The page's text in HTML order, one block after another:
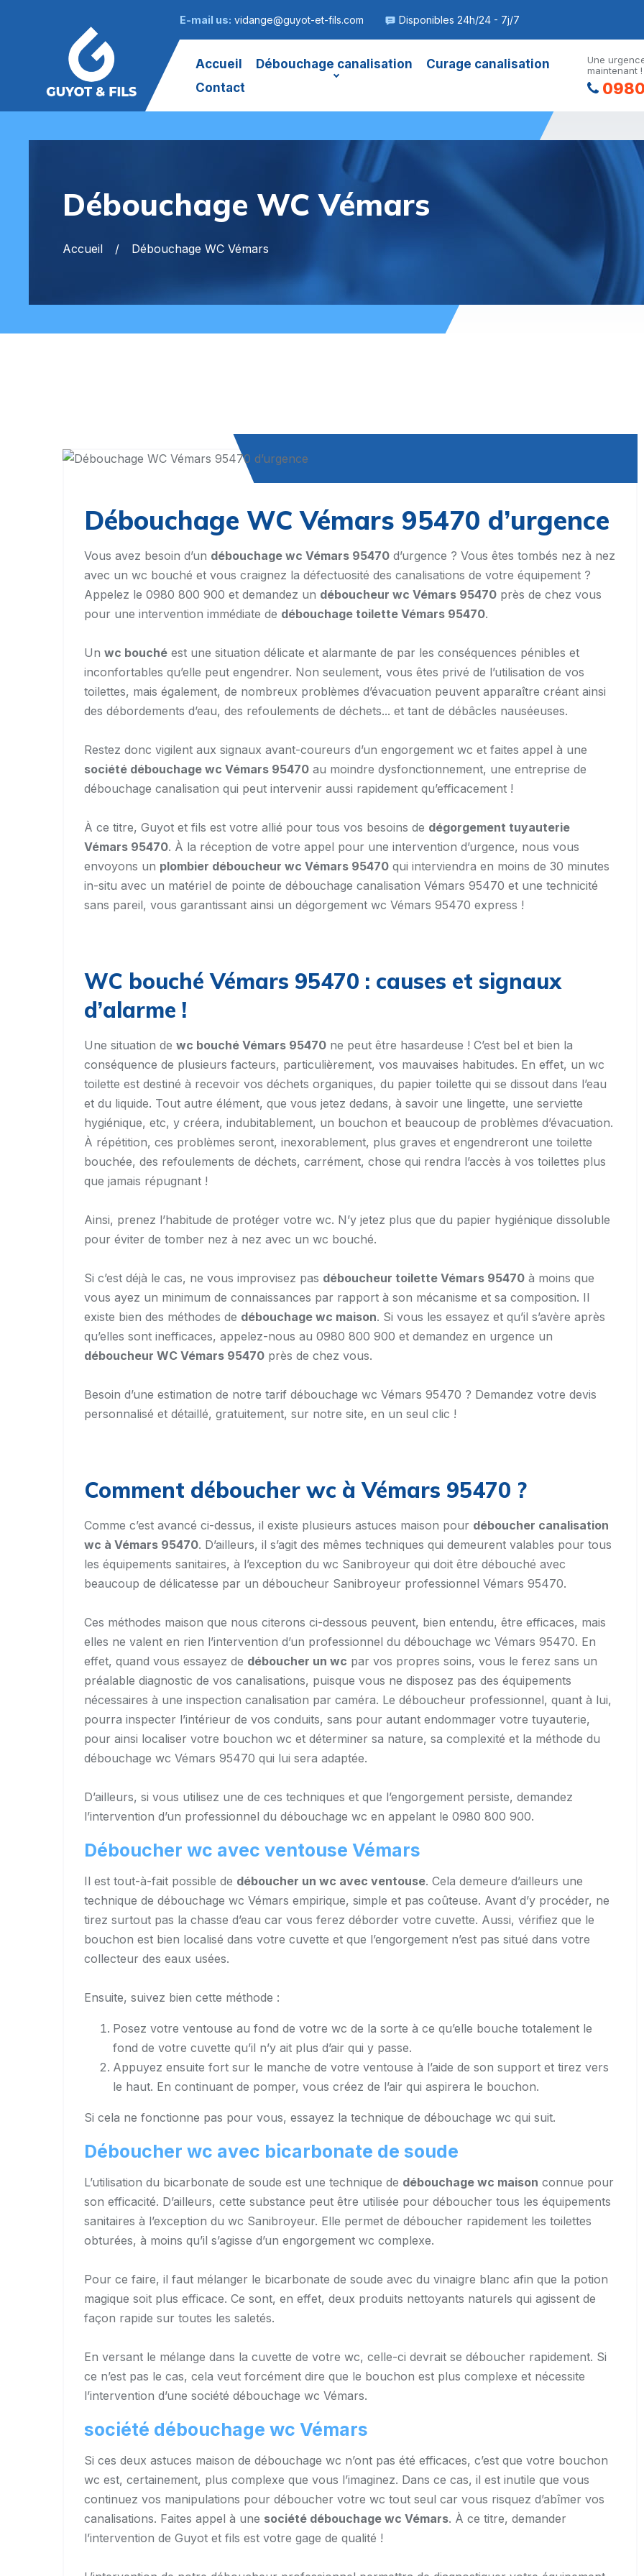
E-mail us: vidange@guyot-et-fils.com Disponibles 24h/24 - 7j/7
Accueil Débouchage canalisation
Curage canalisation
Contact
Une
maintenant !
Débouchage WC Vémars
Accueil Débouchage WC Vémars
Débouchage WC Vémars 95470 d’urgence
Vous avez besoin d’un débouchage wc Vémars 95470 d’urgence ? Vous êtes tombés nez à nez
avec un wc bouché et vous craignez la défectuosité des canalisations de votre équipement ?
Appelez le 0980 800 900 et demandez un déboucheur wc Vémars 95470 près de chez vous
pour une intervention immédiate de débouchage toilette Vémars 95470.
Un wc bouché est une situation délicate et alarmante de par les conséquences pénibles et
inconfortables qu’elle peut engendrer. Non seulement, vous êtes privé de l’utilisation de vos
toilettes, mais également, de nombreux problèmes d’évacuation peuvent apparaître créant ainsi
des débordements d’eau, des refoulements de déchets... et tant de débâcles nauséeuses.
Restez donc vigilent aux signaux avant-coureurs d’un engorgement wc et faites appel à une
société débouchage wc Vémars 95470 au moindre dysfonctionnement, une entreprise de
débouchage canalisation qui peut intervenir aussi rapidement qu’efficacement !
À ce titre, Guyot et fils est votre allié pour tous vos besoins de dégorgement tuyauterie
Vémars 95470. À la réception de votre appel pour une intervention d’urgence, nous vous
envoyons un plombier déboucheur wc Vémars 95470 qui interviendra en moins de 30 minutes
in-situ avec un matériel de pointe de débouchage canalisation Vémars 95470 et une technicité
sans pareil, vous garantissant ainsi un dégorgement wc Vémars 95470 express !
WC bouché Vémars 95470 : causes et signaux
d’alarme !
Une situation de wc bouché Vémars 95470 ne peut être hasardeuse ! C’est bel et bien la
conséquence de plusieurs facteurs, particulièrement, vos mauvaises habitudes. En effet, un wc
toilette est destiné à recevoir vos déchets organiques, du papier toilette qui se dissout dans l’eau
et du liquide. Tout autre élément, que vous jetez dedans, à savoir une lingette, une serviette
hygiénique, etc, y créera, indubitablement, un bouchon et beaucoup de problèmes d’évacuation.
À répétition, ces problèmes seront, inexorablement, plus graves et engendreront une toilette
bouchée, des refoulements de déchets, carrément, chose qui rendra l’accès à vos toilettes plus
que jamais répugnant !
Ainsi, prenez l’habitude de protéger votre wc. N’y jetez plus que du papier hygiénique dissoluble
pour éviter de tomber nez à nez avec un wc bouché.
Si c’est déjà le cas, ne vous improvisez pas déboucheur toilette Vémars 95470 à moins que
vous ayez un minimum de connaissances par rapport à son mécanisme et sa composition. Il
existe bien des méthodes de débouchage wc maison. Si vous les essayez et qu’il s’avère après
qu’elles sont inefficaces, appelez-nous au 0980 800 900 et demandez en urgence un
déboucheur WC Vémars 95470 près de chez vous.
Besoin d’une estimation de notre tarif débouchage wc Vémars 95470 ? Demandez votre devis
personnalisé et détaillé, gratuitement, sur notre site, en un seul clic !
Comment déboucher wc à Vémars 95470 ?
Comme c’est avancé ci-dessus, il existe plusieurs astuces maison pour déboucher canalisation
wc à Vémars 95470. D’ailleurs, il s’agit des mêmes techniques qui demeurent valables pour tous
les équipements sanitaires, à l’exception du wc Sanibroyeur qui doit être débouché avec
beaucoup de délicatesse par un déboucheur Sanibroyeur professionnel Vémars 95470.
Ces méthodes maison que nous citerons ci-dessous peuvent, bien entendu, être efficaces, mais
elles ne valent en rien l’intervention d’un professionnel du débouchage wc Vémars 95470. En
effet, quand vous essayez de déboucher un wc par vos propres soins, vous le ferez sans un
préalable diagnostic de vos canalisations, puisque vous ne disposez pas des équipements
nécessaires à une inspection canalisation par caméra. Le déboucheur professionnel, quant à lui,
pourra inspecter l’intérieur de vos conduits, sans pour autant endommager votre tuyauterie,
pour ainsi localiser votre bouchon wc et déterminer sa nature, sa complexité et la méthode du
débouchage wc Vémars 95470 qui lui sera adaptée.
D’ailleurs, si vous utilisez une de ces techniques et que l’engorgement persiste, demandez
l’intervention d’un professionnel du débouchage wc en appelant le 0980 800 900.
Déboucher wc avec ventouse Vémars
Il est tout-à-fait possible de déboucher un wc avec ventouse. Cela demeure d’ailleurs une
technique de débouchage wc Vémars empirique, simple et pas coûteuse. Avant d’y procéder, ne
tirez surtout pas la chasse d’eau car vous ferez déborder votre cuvette. Aussi, vérifiez que le
bouchon est bien localisé dans votre cuvette et que l’engorgement n’est pas situé dans votre
collecteur des eaux usées.
Ensuite, suivez bien cette méthode :
Posez votre ventouse au fond de votre wc de la sorte à ce qu’elle bouche totalement le
fond de votre cuvette qu’il n’y ait plus d’air qui y passe.
Appuyez ensuite fort sur le manche de votre ventouse à l’aide de son support et tirez vers
le haut. En continuant de pomper, vous créez de l’air qui aspirera le bouchon.
Si cela ne fonctionne pas pour vous, essayez la technique de débouchage wc qui suit.
Déboucher wc avec bicarbonate de soude
L’utilisation du bicarbonate de soude est une technique de débouchage wc maison connue pour
son efficacité. D’ailleurs, cette substance peut être utilisée pour déboucher tous les équipements
sanitaires à l’exception du wc Sanibroyeur. Elle permet de déboucher rapidement les toilettes
obturées, à moins qu’il s’agisse d’un engorgement wc complexe.
Pour ce faire, il faut mélanger le bicarbonate de soude avec du vinaigre blanc afin que la potion
magique soit plus efficace. Ce sont, en effet, deux produits nettoyants naturels qui agissent de
façon rapide sur toutes les saletés.
En versant le mélange dans la cuvette de votre wc, celle-ci devrait se déboucher rapidement. Si
ce n’est pas le cas, cela veut forcément dire que le bouchon est plus complexe et nécessite
l’intervention d’une société débouchage wc Vémars.
société débouchage wc Vémars
Si ces deux astuces maison de débouchage wc n’ont pas été efficaces, c’est que votre bouchon
wc est, certainement, plus complexe que vous l’imaginez. Dans ce cas, il est inutile que vous
continuez vos manipulations pour déboucher votre wc tout seul car vous risquez d’abîmer vos
canalisations. Faites appel à une société débouchage wc Vémars. À ce titre, demander
l’intervention de Guyot et fils est votre gage de qualité !